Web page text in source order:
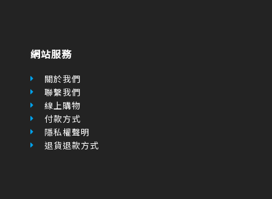
網站服務
關於我們
聯繫我們
線上購物
付款方式
隱私權聲明
退貨退款方式